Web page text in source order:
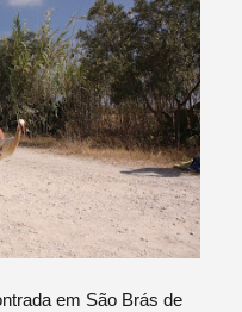
em São Brás de